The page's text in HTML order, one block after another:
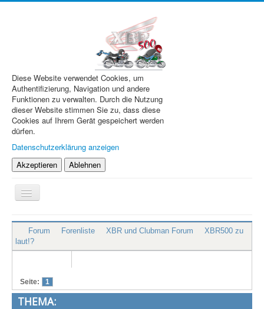
Diese Website verwendet Cookies, um
Authentifizierung, Navigation und andere
Funktionen zu verwalten. Durch die Nutzung
dieser Website stimmen Sie zu, dass diese
Cookies auf Ihrem Gerät gespeichert werden
dürfen.
Datenschutzerklärung anzeigen
Akzeptieren
Ablehnen
Navigation
an/aus
XBR.de
Technik
Treffen & Touren
Cafe-Ecke
Forum Forenliste XBR und Clubman Forum
XBR500 zu
laut!?
Seite: 1
THEMA: